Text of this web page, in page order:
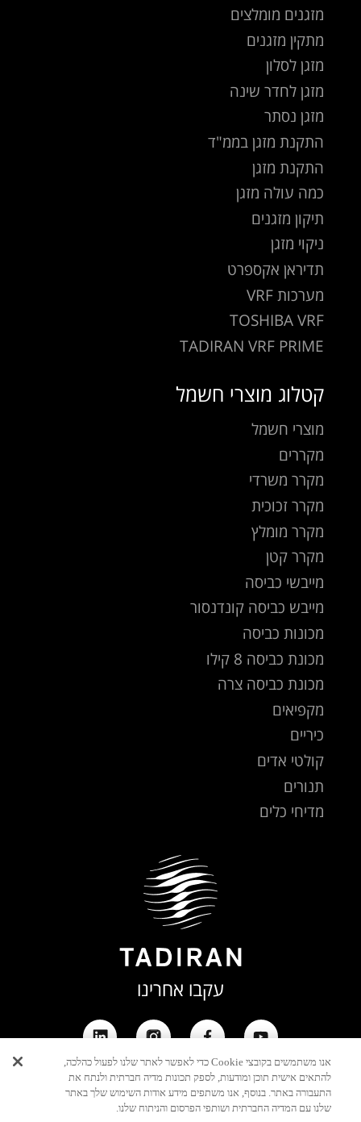
מזגנים מומלצים
מתקין מזגנים
מזגן לסלון
מזגן לחדר שינה
מזגן נסתר
התקנת מזגן בממ"ד
התקנת מזגן
כמה עולה מזגן
תיקון מזגנים
ניקוי מזגן
תדיראן אקספרט
מערכות VRF
TOSHIBA VRF
TADIRAN VRF PRIME
קטלוג מוצרי חשמל
מוצרי חשמל
מקררים
מקרר משרדי
מקרר זכוכית
מקרר מומלץ
מקרר קטן
מייבשי כביסה
מייבש כביסה קונדנסור
מכונות כביסה
מכונת כביסה 8 קילו
מכונת כביסה צרה
מקפיאים
כיריים
קולטי אדים
תנורים
מדיחי כלים
עקבו אחרינו
אנו משתמשים בקובצי Cookie כדי לאפשר לאתר שלנו לפעול כהלכה,
להתאים אישית תוכן ומודעות, לספק תכונות מדיה חברתית ולנתח את
התעבורה באתר. בנוסף, אנו משתפים מידע אודות השימוש שלך באתר
שלנו עם המדיה החברתית ושותפי הפרסום והניתוח שלנו.